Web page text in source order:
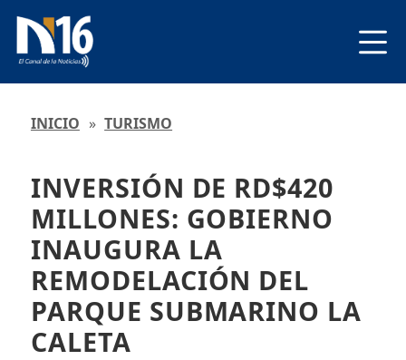
INICIO » TURISMO
INVERSIÓN DE RD$420
MILLONES: GOBIERNO
INAUGURA LA
REMODELACIÓN DEL
PARQUE SUBMARINO LA
CALETA